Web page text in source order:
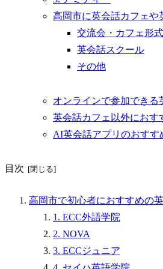
高岡市に英会話カフェや
交流会・カフェ形
英会話スクール
その他
オンラインで参加できる
英会話カフェ以外におす
AI英会話アプリのおすす
目次
高岡市で初心者におすすめの
1. ECC外語学院
2. NOVA
3. ECCジュニア